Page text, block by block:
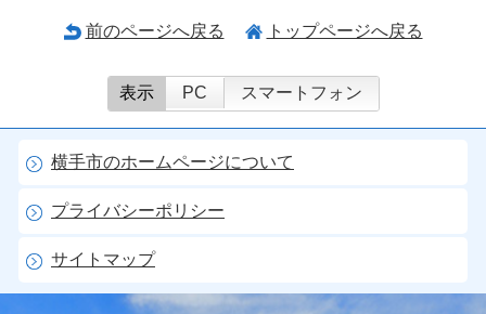
前のページへ戻る トップページへ戻る
表示 PC スマートフォン
横手市のホームページについて
プライバシーポリシー
サイトマップ